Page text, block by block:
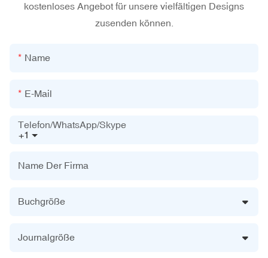
kostenloses Angebot für unsere vielfältigen Designs
zusenden können.
Name
E-Mail
+1
Telefon/WhatsApp/Skype
Name Der Firma
Buchgröße
Journalgröße